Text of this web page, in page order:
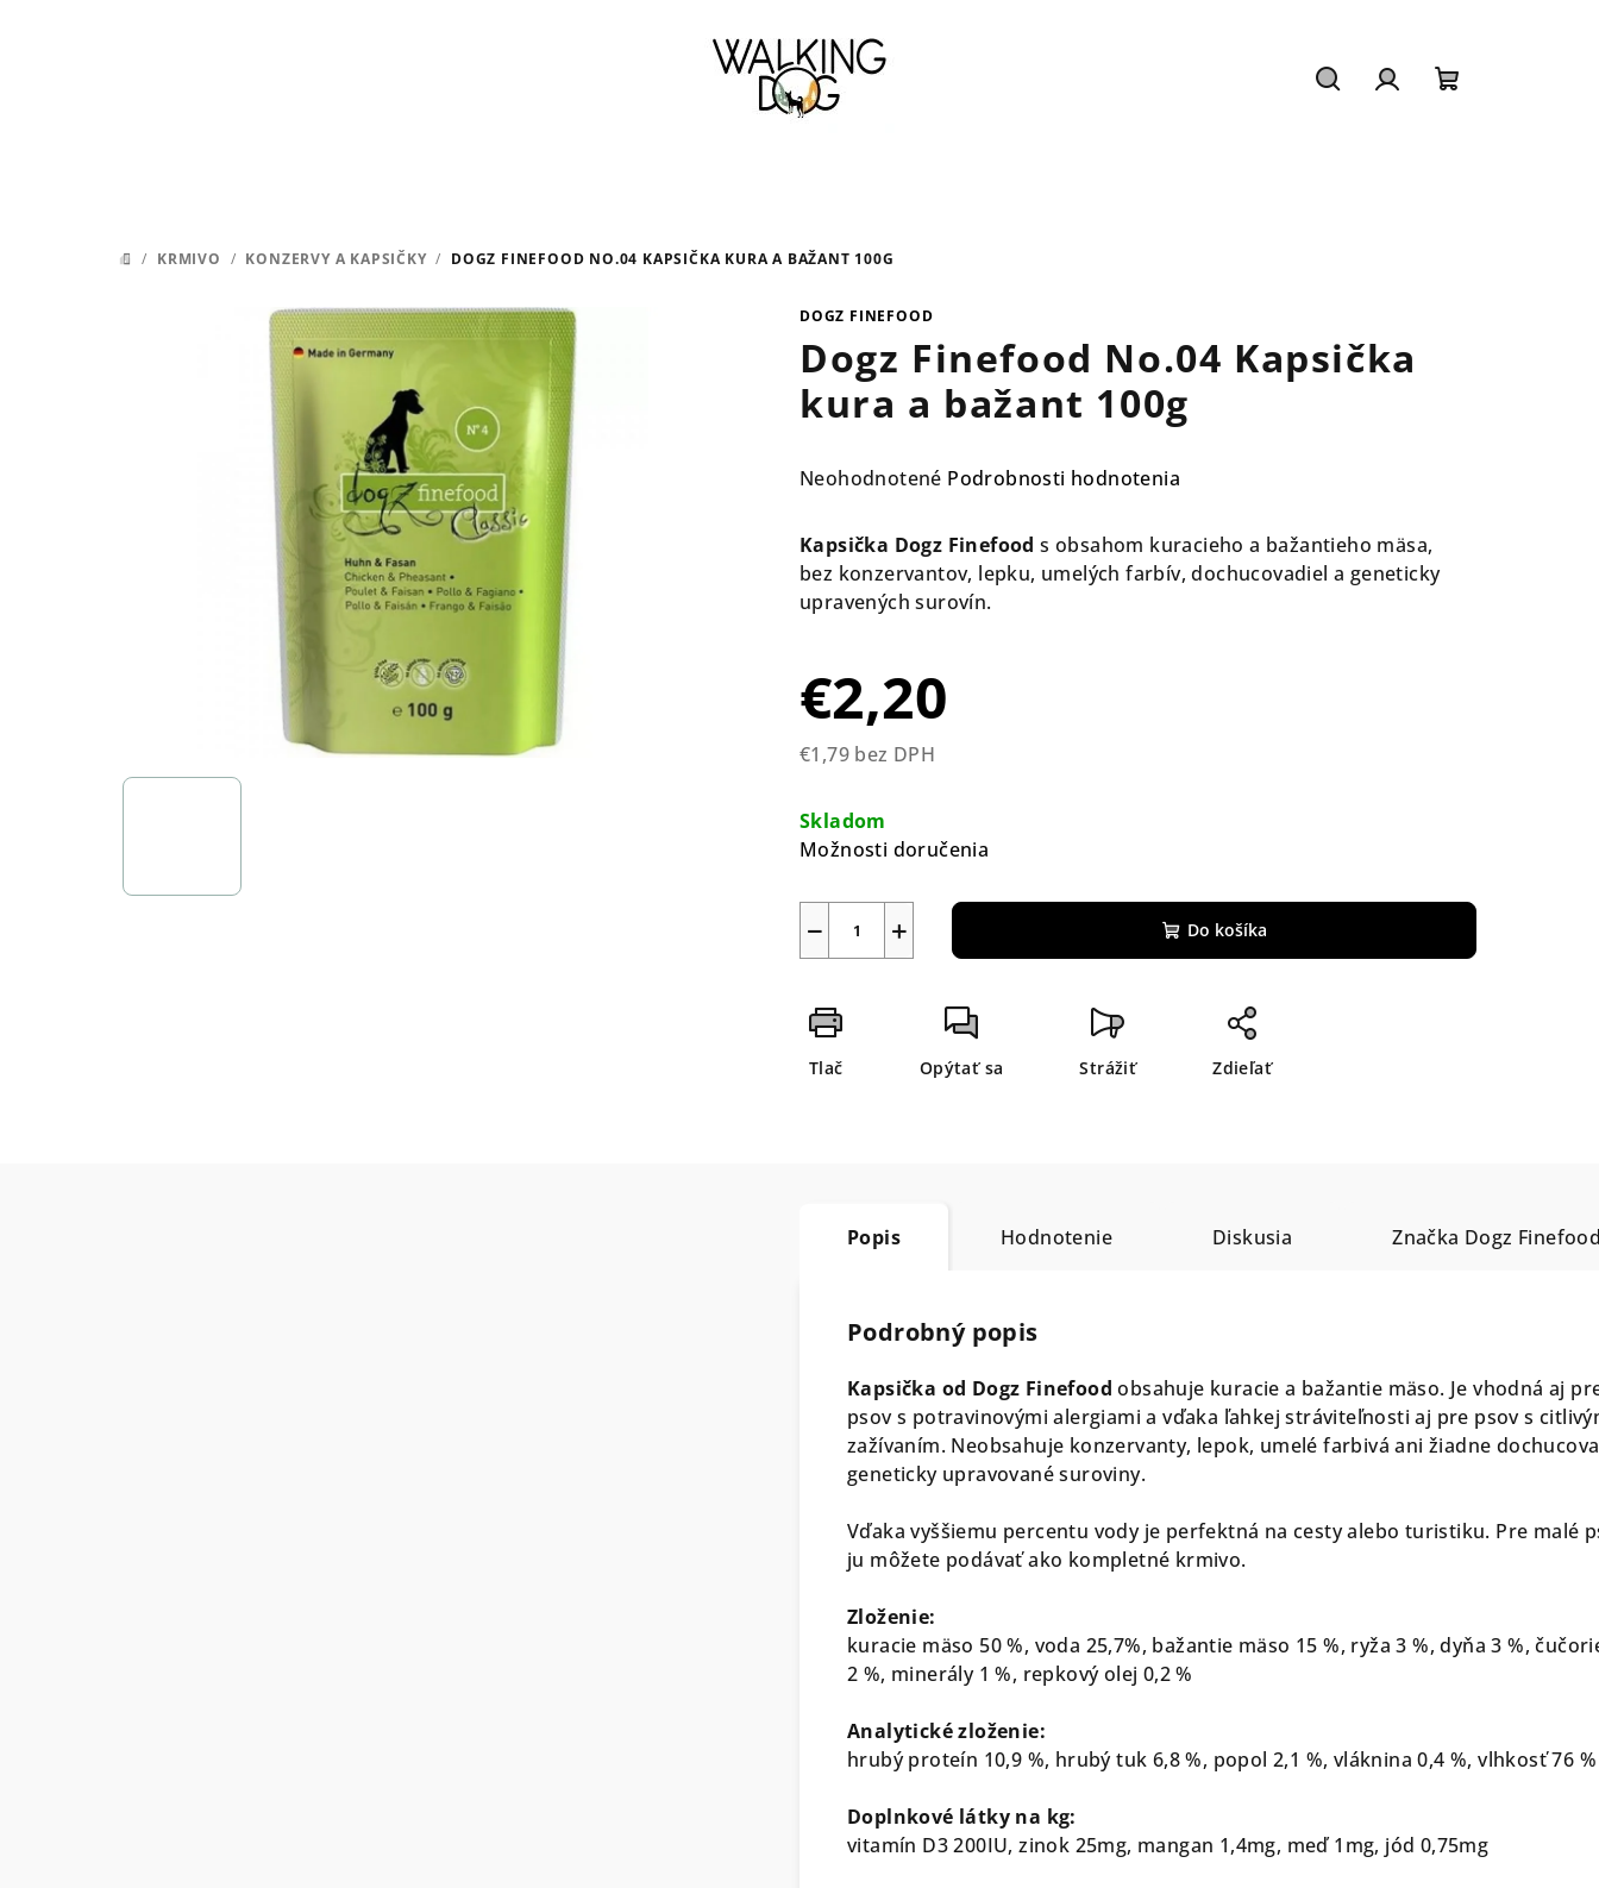
DOMOV
/ KRMIVO / KONZERVY A KAPSIČKY / DOGZ FINEFOOD NO.04 KAPSIČKA KURA A BAŽANT 100G
DOGZ FINEFOOD
Dogz Finefood No.04 Kapsička
kura a bažant 100g
Priemerné
produktu
je
hviezdičiek.
Neohodnotené Podrobnosti hodnotenia
Kapsička Dogz Finefood s obsahom kuracieho a bažantieho mäsa,
bez konzervantov, lepku, umelých farbív, dochucovadiel a geneticky
upravených surovín.
€2,20
€1,79 bez DPH
cena:
Skladom
Možnosti doručenia
+
− Do košíka
Tlač Opýtať sa Strážiť Zdieľať
Popis Hodnotenie Diskusia Značka Dogz
Podrobný popis
Kapsička od Dogz Finefood obsahuje kuracie a bažantie mäso. Je vhodná aj
psov s potravinovými alergiami a vďaka ľahkej stráviteľnosti aj pre psov s
zažívaním. Neobsahuje konzervanty, lepok, umelé farbivá ani žiadne
geneticky upravované suroviny.
Vďaka vyššiemu percentu vody je perfektná na cesty alebo turistiku. Pre malé
ju môžete podávať ako kompletné krmivo.
Zloženie:
kuracie mäso 50 %, voda 25,7%, bažantie mäso 15 %, ryža 3 %, dyňa 3 %,
2 %, minerály 1 %, repkový olej 0,2 %
Analytické zloženie:
hrubý proteín 10,9 %, hrubý tuk 6,8 %, popol 2,1 %, vláknina 0,4 %, vlhkosť 76 %
Doplnkové látky na kg:
vitamín D3 200IU, zinok 25mg, mangan 1,4mg, meď 1mg, jód 0,75mg